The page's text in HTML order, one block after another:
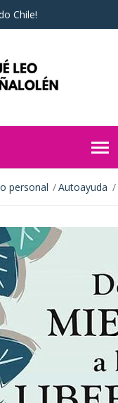
Chile!
personal Autoayuda